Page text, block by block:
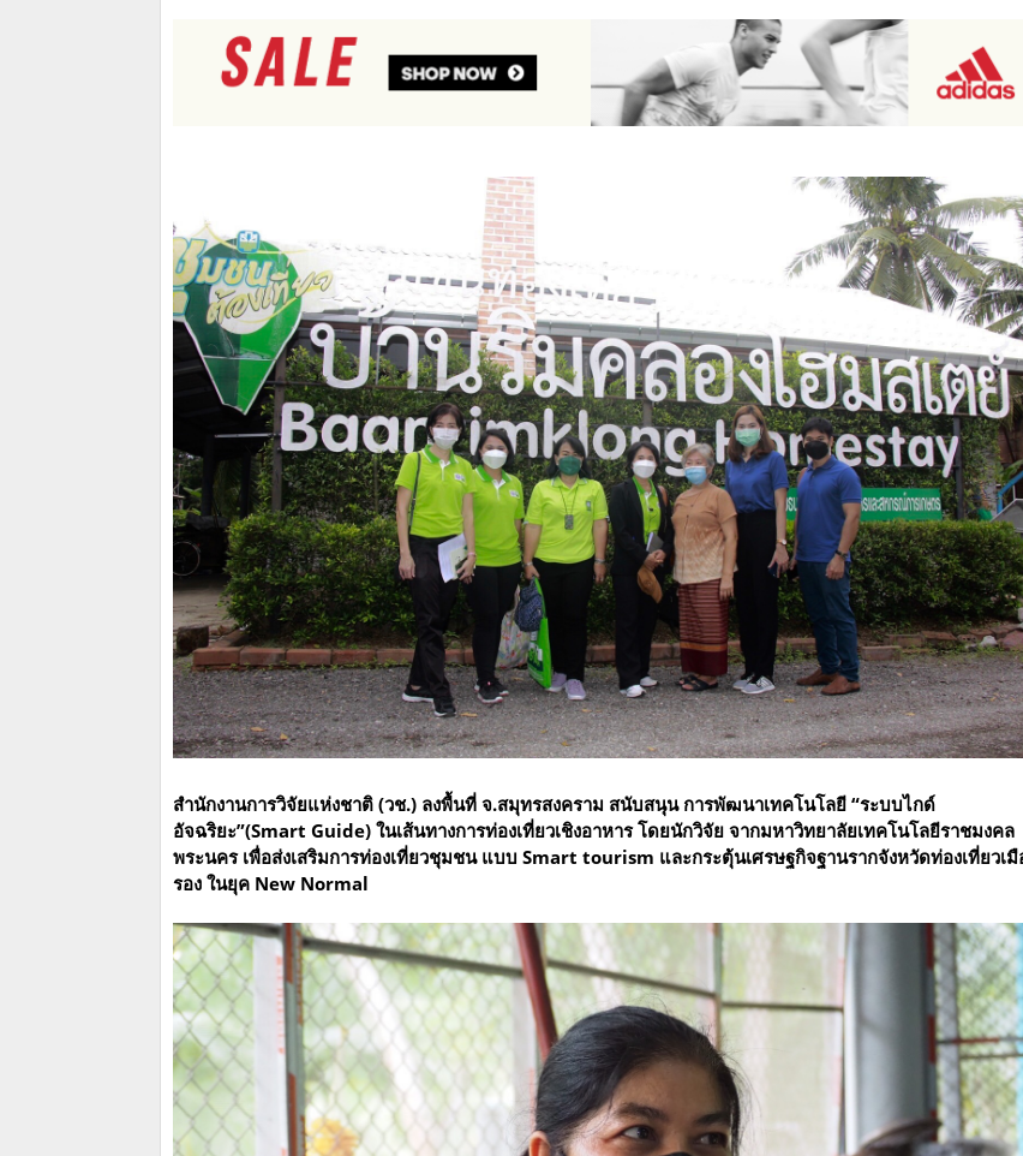
สำนักงานการวิจัยแห่งชาติ (วช.) ลงพื้นที่ จ.สมุทรสงคราม สนับสนุน การพัฒนาเทคโนโลยี “ระบบไกด์
อัจฉริยะ”(Smart Guide) ในเส้นทางการท่องเที่ยวเชิงอาหาร โดยนักวิจัย จากมหาวิทยาลัยเทคโนโลยีราชมงคล
พระนคร เพื่อส่งเสริมการท่องเที่ยวชุมชน แบบ Smart tourism และกระตุ้นเศรษฐกิจฐานรากจังหวัดท่องเที่ยวเมื
รอง ในยุค New Normal